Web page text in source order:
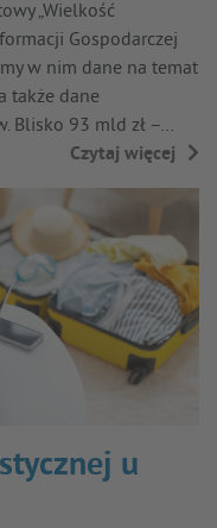
„Wielkość
Gospodarczej
w nim dane na temat
także dane
Blisko 93 mld zł –…
Czytaj więcej
u